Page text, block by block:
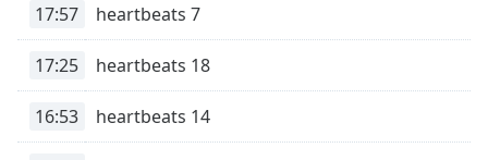
opens
subtitles
settings
dialog
subtitles
off,
17:57 heartbeats 7
17:25 heartbeats 18
16:53 heartbeats 14